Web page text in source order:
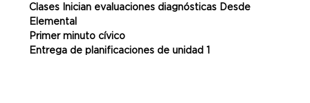
Clases Inician evaluaciones diagnósticas Desde
Elemental
Primer minuto cívico
Entrega de planificaciones de unidad 1